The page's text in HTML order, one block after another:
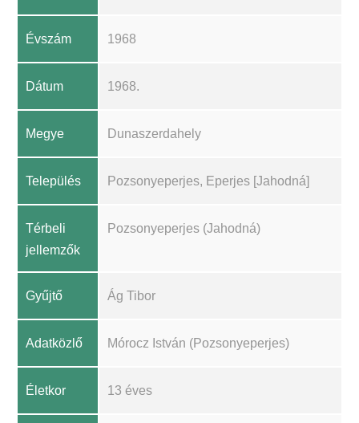
Évszám 1968
Dátum 1968.
Megye Dunaszerdahely
Település Pozsonyeperjes, Eperjes [Jahodná]
Térbeli
jellemzők
Pozsonyeperjes (Jahodná)
Gyűjtő Ág Tibor
Adatközlő Mórocz István (Pozsonyeperjes)
Életkor 13 éves